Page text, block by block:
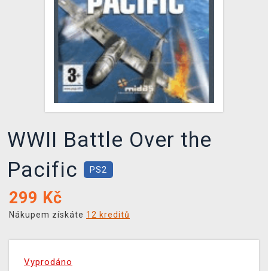
XZONE KLUB
TCG & BOARDGAME HUB
VÝKUP HER (BAZAR)
WWII Battle Over the
Pacific
PS2
299 Kč
Nákupem získáte 12 kreditů
Vyprodáno